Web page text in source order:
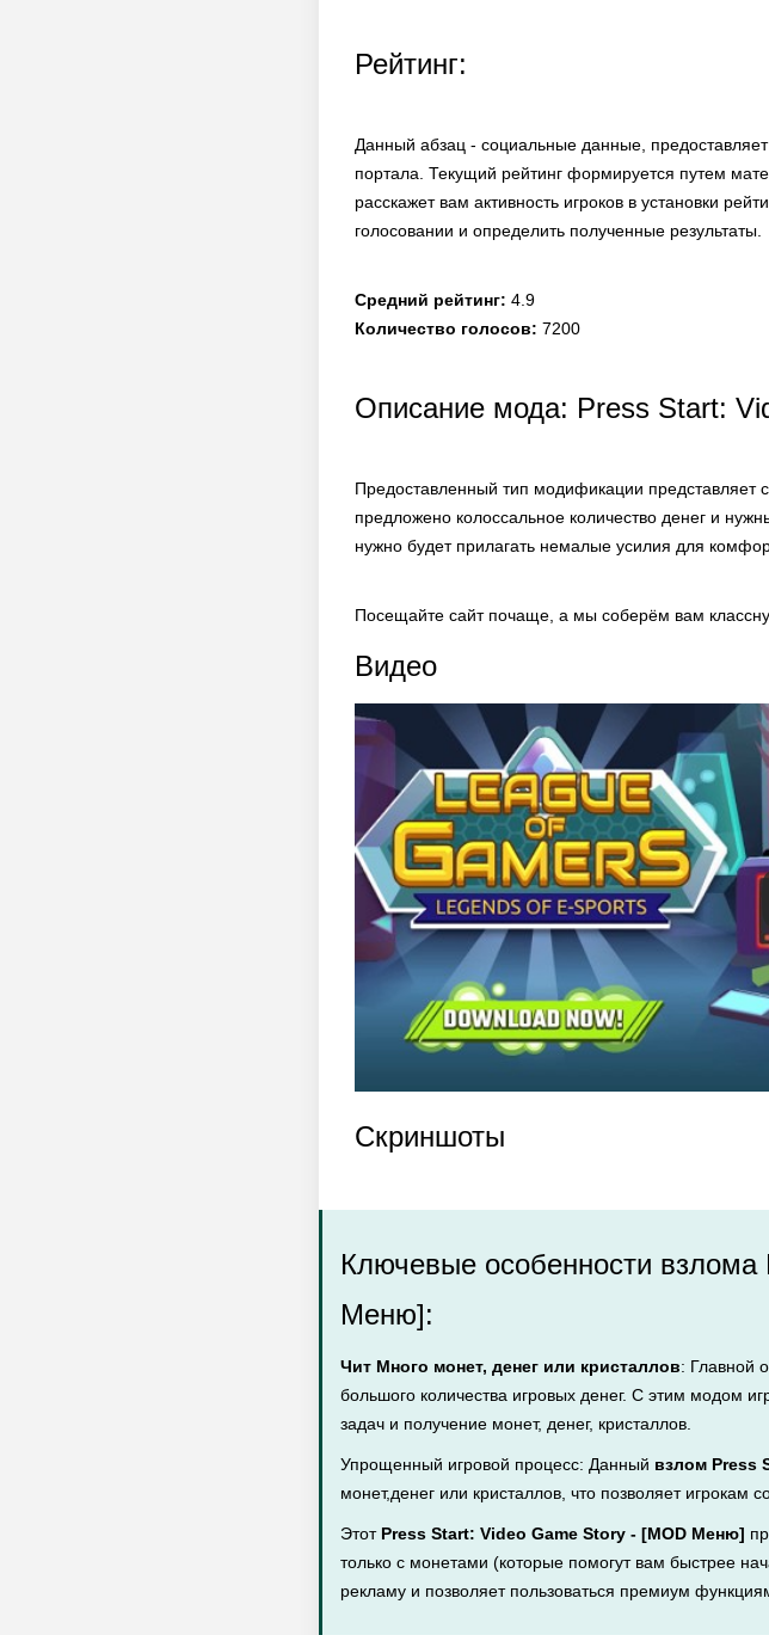
Рейтинг:
Данный абзац - социальные данные,
портала. Текущий рейтинг формируется путем
расскажет вам активность игроков в установки
голосовании и определить полученные результаты.
Средний рейтинг: 4.9
Количество голосов: 7200
Описание мода: Press Start:
Предоставленный тип модификации представляет
предложено колоссальное количество денег и
нужно будет прилагать немалые усилия для
Посещайте сайт почаще, а мы соберём вам
Видео
Скриншоты
Ключевые особенности
Меню]:
Чит Много монет, денег или кристаллов: Главной
большого количества игровых денег. С этим модом
задач и получение монет, денег, кристаллов.
Упрощенный игровой процесс: Данный взлом Press
монет,денег или кристаллов, что позволяет игрокам
Этот Press Start: Video Game Story - [MOD Меню]
только с монетами (которые помогут вам быстрее
рекламу и позволяет пользоваться премиум